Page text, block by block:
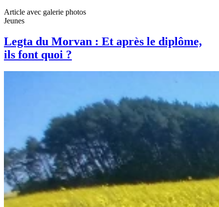
Article avec galerie photos
Jeunes
Legta du Morvan : Et après le diplôme,
ils font quoi ?